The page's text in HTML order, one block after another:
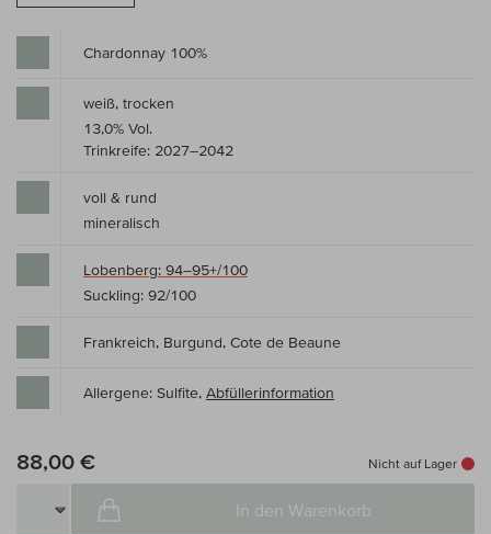
Chardonnay 100%
weiß, trocken
13,0% Vol.
Trinkreife: 2027–2042
voll & rund
mineralisch
Lobenberg: 94–95+/100
Suckling: 92/100
Frankreich, Burgund, Cote de Beaune
Allergene: Sulfite, Abfüllerinformation
88,00 € Nicht auf Lager
In den Warenkorb